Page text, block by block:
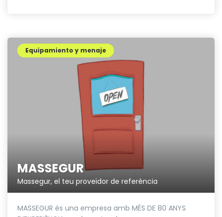
MASSEGUR
Massegur, el teu proveïdor de referència
Equipamiento y menaje
MASSEGUR és una empresa amb MÉS DE 80 ANYS